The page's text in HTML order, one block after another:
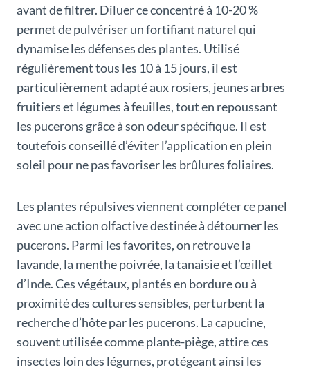
avant de filtrer. Diluer ce concentré à 10-20 %
permet de pulvériser un fortifiant naturel qui
dynamise les défenses des plantes. Utilisé
régulièrement tous les 10 à 15 jours, il est
particulièrement adapté aux rosiers, jeunes arbres
fruitiers et légumes à feuilles, tout en repoussant
les pucerons grâce à son odeur spécifique. Il est
toutefois conseillé d’éviter l’application en plein
soleil pour ne pas favoriser les brûlures foliaires.
Les plantes répulsives viennent compléter ce panel
avec une action olfactive destinée à détourner les
pucerons. Parmi les favorites, on retrouve la
lavande, la menthe poivrée, la tanaisie et l’œillet
d’Inde. Ces végétaux, plantés en bordure ou à
proximité des cultures sensibles, perturbent la
recherche d’hôte par les pucerons. La capucine,
souvent utilisée comme plante-piège, attire ces
insectes loin des légumes, protégeant ainsi les